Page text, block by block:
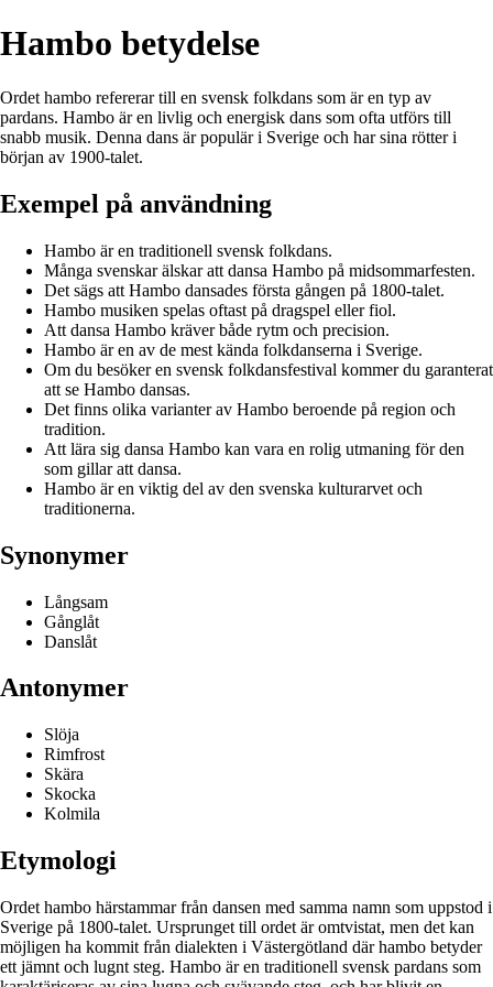
Hambo betydelse
Ordet hambo refererar till en svensk folkdans som är en typ av
pardans. Hambo är en livlig och energisk dans som ofta utförs till
snabb musik. Denna dans är populär i Sverige och har sina rötter i
början av 1900-talet.
Exempel på användning
Hambo är en traditionell svensk folkdans.
Många svenskar älskar att dansa Hambo på midsommarfesten.
Det sägs att Hambo dansades första gången på 1800-talet.
Hambo musiken spelas oftast på dragspel eller fiol.
Att dansa Hambo kräver både rytm och precision.
Hambo är en av de mest kända folkdanserna i Sverige.
Om du besöker en svensk folkdansfestival kommer du garanterat
att se Hambo dansas.
Det finns olika varianter av Hambo beroende på region och
tradition.
Att lära sig dansa Hambo kan vara en rolig utmaning för den
som gillar att dansa.
Hambo är en viktig del av den svenska kulturarvet och
traditionerna.
Synonymer
Långsam
Gånglåt
Danslåt
Antonymer
Slöja
Rimfrost
Skära
Skocka
Kolmila
Etymologi
Ordet hambo härstammar från dansen med samma namn som uppstod i
Sverige på 1800-talet. Ursprunget till ordet är omtvistat, men det kan
möjligen ha kommit från dialekten i Västergötland där hambo betyder
ett jämnt och lugnt steg. Hambo är en traditionell svensk pardans som